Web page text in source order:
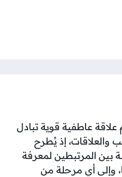
عاطفية قوية تبادل
في الحب والعلاقات، إذ يُطرح
بين المرتبطين لمعرفة
وإلى أي مرحلة من